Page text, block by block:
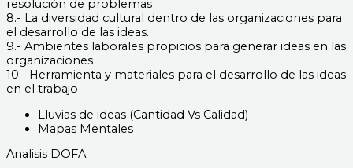
resolución de problemas
8.- La diversidad cultural dentro de las organizaciones para
el desarrollo de las ideas.
9.- Ambientes laborales propicios para generar ideas en las
organizaciones
10.- Herramienta y materiales para el desarrollo de las ideas
en el trabajo
Lluvias de ideas (Cantidad Vs Calidad)
Mapas Mentales
Analisis DOFA